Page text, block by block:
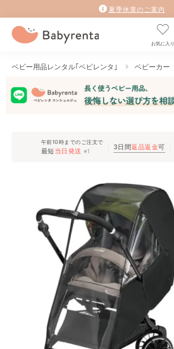
夏季休業のご案内
お気に入り
ベビー用品レンタル｢ベビレンタ｣ ベビーカー
午前10時までのご注文で
最短 当日発送 ※1 3日間返品返金可